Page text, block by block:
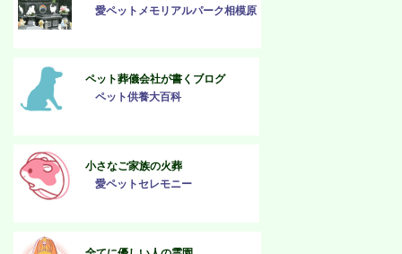
愛ペットメモリアルパーク相模原
ペット葬儀会社が書くブログ
ペット供養大百科
小さなご家族の火葬
愛ペットセレモニー